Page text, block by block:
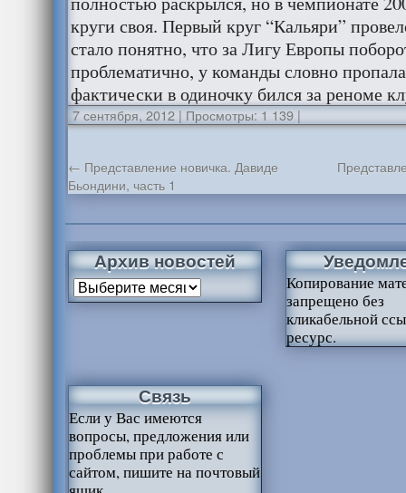
круги своя. Первый круг “Кальяри”
стало понятно, что за Лигу Европы
проблематично, у команды словно
фактически в одиночку бился за реноме
7 сентября, 2012 | Просмотры: 1 139|
← Представление новичка. Давиде
Бьондини, часть 1
Архив новостей
Копирование
запрещено без
кликабельной
ресурс.
Связь
Если у Вас имеются
вопросы, предложения или
проблемы при работе с
сайтом, пишите на почтовый